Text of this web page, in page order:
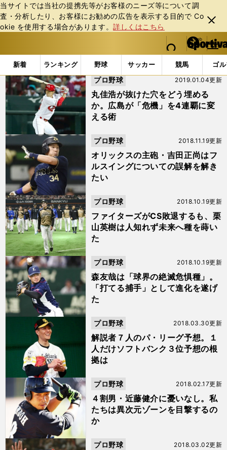
当サイトでは当社の提携先等がお客様のニーズ等について調
査・分析したり、お客様にお勧めの広告を表⽰する⽬的で Co
okie を使⽤する場合があります。詳しくはこちら
閉じ
る
web Sportiva (webスポルティーバ)
検索
マイペ
ー
ジ
メニュ
新着 ランキング 野球 サッカー 競馬 ゴ
b
ス
ポ
ィ
バ
「近藤健介」の検索結果 (8ページ目)
丸佳浩が抜けた穴をどう埋める
か。広島が「危機」を4連覇に変
える術
2019.01.04更新
プロ野球
オリックスの主砲・吉田正尚はフ
ルスイングについての誤解を解き
たい
2018.11.19更新
プロ野球
ファイターズがCS敗退するも、栗
山英樹は人知れず未来へ種を蒔い
た
2018.10.19更新
プロ野球
森友哉は「球界の絶滅危惧種」。
「打てる捕手」として進化を遂げ
た
2018.10.19更新
プロ野球
解説者７人のパ・リーグ予想。１
人だけソフトバンク３位予想の根
拠は
2018.03.30更新
プロ野球
４割男・近藤健介に憂いなし。私
たちは異次元ゾーンを目撃するの
か
2018.02.17更新
プロ野球
2018.03.02更新
プロ野球